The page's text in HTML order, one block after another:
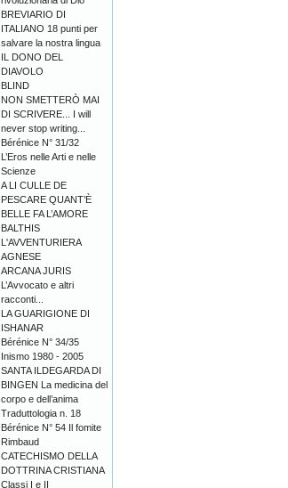
BREVIARIO DI
ITALIANO 18 punti per
salvare la nostra lingua
IL DONO DEL
DIAVOLO
BLIND
NON SMETTERÒ MAI
DI SCRIVERE... I will
never stop writing...
Bérénice N° 31/32
L’Eros nelle Arti e nelle
Scienze
A LI CULLE DE
PESCARE QUANT’È
BELLE FA L’AMORE
BALTHIS
L'AVVENTURIERA
AGNESE
ARCANA JURIS
L’Avvocato e altri
racconti...
LA GUARIGIONE DI
ISHANAR
Bérénice N° 34/35
Inismo 1980 - 2005
SANTA ILDEGARDA DI
BINGEN La medicina del
corpo e dell’anima
Traduttologia n. 18
Bérénice N° 54 Il fomite
Rimbaud
CATECHISMO DELLA
DOTTRINA CRISTIANA
Classi I e II